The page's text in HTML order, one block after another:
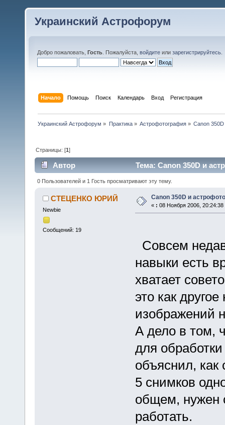
Украинский Астрофорум
Добро пожаловать, Гость . Пожалуйста, войдите или зарегистрируйтесь
Начало Помощь Поиск Календарь Вход Регистрация
Украинский Астрофорум » Практика» Астрофотография» Canon
Страницы: [1]
Автор Тема: Canon 350D и
0 Пользователей и 1 Гость просматривают эту тему.
СТЕЦЕНКО ЮРИЙ
Newbie
Сообщений: 19
Canon 350D и
« : 08 Ноября 2006, 20:24:38
Совсем
навыки есть
хватает
это как
изображений
А дело в том,
для
объяснил,
5 снимков
общем, нужен
работать.